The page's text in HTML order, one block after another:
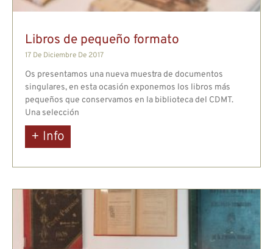
navegació, publicar anuncis o contingut personalitzats i
accepteu el nostre ús de cookies.
Personalitzar Rebutja-ho tot Acceptar-ho tot
Libros de pequeño formato
17 De Diciembre De 2017
Os presentamos una nueva muestra de documentos
singulares, en esta ocasión exponemos los libros más
pequeños que conservamos en la biblioteca del CDMT.
Una selección
+ Info